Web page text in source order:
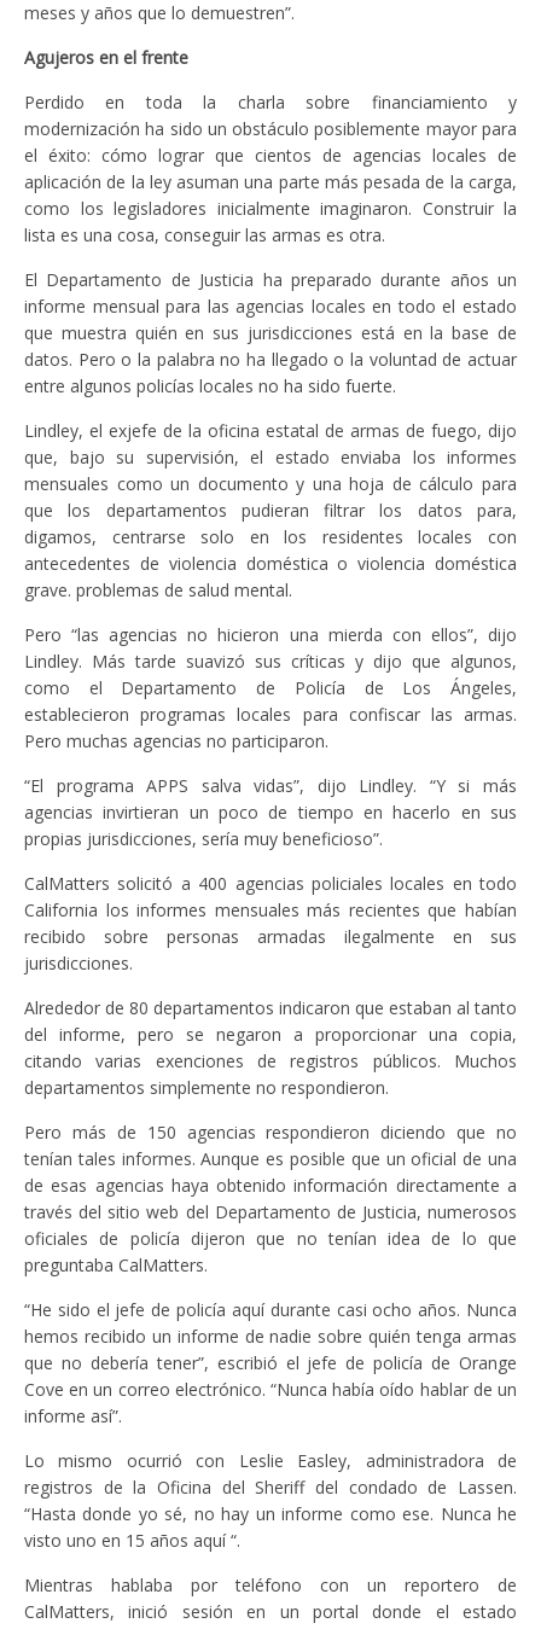
meses y años que lo demuestren”.
Agujeros en el frente
Perdido en toda la charla sobre financiamiento y
modernización ha sido un obstáculo posiblemente mayor para
el éxito: cómo lograr que cientos de agencias locales de
aplicación de la ley asuman una parte más pesada de la carga,
como los legisladores inicialmente imaginaron. Construir la
lista es una cosa, conseguir las armas es otra.
El Departamento de Justicia ha preparado durante años un
informe mensual para las agencias locales en todo el estado
que muestra quién en sus jurisdicciones está en la base de
datos. Pero o la palabra no ha llegado o la voluntad de actuar
entre algunos policías locales no ha sido fuerte.
Lindley, el exjefe de la oficina estatal de armas de fuego, dijo
que, bajo su supervisión, el estado enviaba los informes
mensuales como un documento y una hoja de cálculo para
que los departamentos pudieran filtrar los datos para,
digamos, centrarse solo en los residentes locales con
antecedentes de violencia doméstica o violencia doméstica
grave. problemas de salud mental.
Pero “las agencias no hicieron una mierda con ellos”, dijo
Lindley. Más tarde suavizó sus críticas y dijo que algunos,
como el Departamento de Policía de Los Ángeles,
establecieron programas locales para confiscar las armas.
Pero muchas agencias no participaron.
“El programa APPS salva vidas”, dijo Lindley. “Y si más
agencias invirtieran un poco de tiempo en hacerlo en sus
propias jurisdicciones, sería muy beneficioso”.
CalMatters solicitó a 400 agencias policiales locales en todo
California los informes mensuales más recientes que habían
recibido sobre personas armadas ilegalmente en sus
jurisdicciones.
Alrededor de 80 departamentos indicaron que estaban al tanto
del informe, pero se negaron a proporcionar una copia,
citando varias exenciones de registros públicos. Muchos
departamentos simplemente no respondieron.
Pero más de 150 agencias respondieron diciendo que no
tenían tales informes. Aunque es posible que un oficial de una
de esas agencias haya obtenido información directamente a
través del sitio web del Departamento de Justicia, numerosos
oficiales de policía dijeron que no tenían idea de lo que
preguntaba CalMatters.
“He sido el jefe de policía aquí durante casi ocho años. Nunca
hemos recibido un informe de nadie sobre quién tenga armas
que no debería tener”, escribió el jefe de policía de Orange
Cove en un correo electrónico. “Nunca había oído hablar de un
informe así”.
Lo mismo ocurrió con Leslie Easley, administradora de
registros de la Oficina del Sheriff del condado de Lassen.
“Hasta donde yo sé, no hay un informe como ese. Nunca he
visto uno en 15 años aquí “.
Mientras hablaba por teléfono con un reportero de
CalMatters, inició sesión en un portal donde el estado